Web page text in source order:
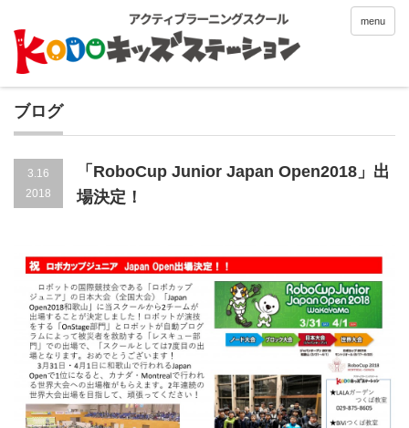
menu
ブログ
3.16
2018
「RoboCup Junior Japan Open2018」出
場決定！